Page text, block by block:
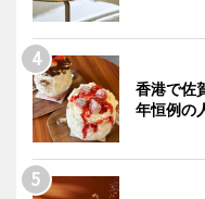
香港で佐
年恒例の